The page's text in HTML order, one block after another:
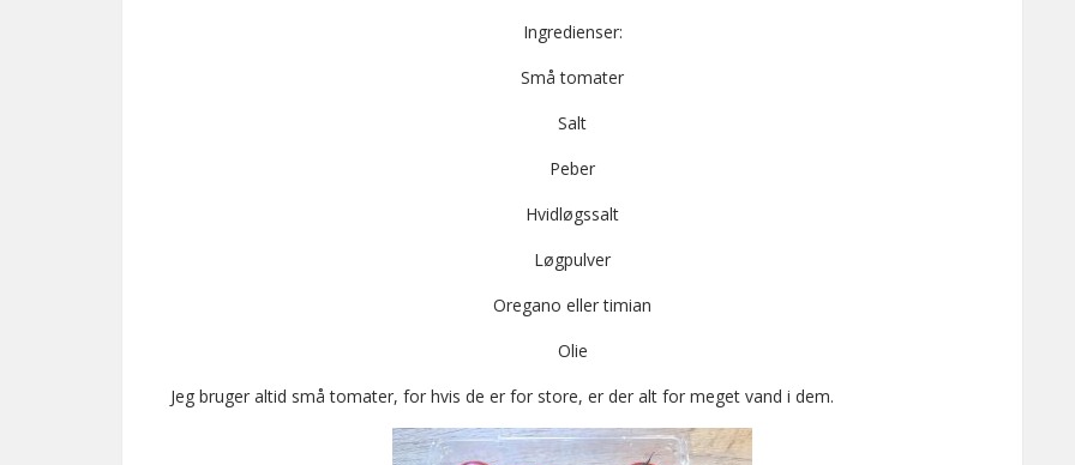
Ingredienser:
Små tomater
Salt
Peber
Hvidløgssalt
Løgpulver
Oregano eller timian
Olie
Jeg bruger altid små tomater, for hvis de er for store, er der alt for meget vand i dem.